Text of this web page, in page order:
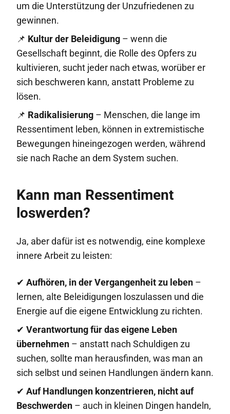
um die Unterstützung der Unzufriedenen zu
gewinnen.
📌 Kultur der Beleidigung – wenn die
Gesellschaft beginnt, die Rolle des Opfers zu
kultivieren, sucht jeder nach etwas, worüber er
sich beschweren kann, anstatt Probleme zu
lösen.
📌 Radikalisierung – Menschen, die lange im
Ressentiment leben, können in extremistische
Bewegungen hineingezogen werden, während
sie nach Rache an dem System suchen.
Kann man Ressentiment
loswerden?
Ja, aber dafür ist es notwendig, eine komplexe
innere Arbeit zu leisten:
✔ Aufhören, in der Vergangenheit zu leben –
lernen, alte Beleidigungen loszulassen und die
Energie auf die eigene Entwicklung zu richten.
✔ Verantwortung für das eigene Leben
übernehmen – anstatt nach Schuldigen zu
suchen, sollte man herausfinden, was man an
sich selbst und seinen Handlungen ändern kann.
✔ Auf Handlungen konzentrieren, nicht auf
Beschwerden – auch in kleinen Dingen handeln,